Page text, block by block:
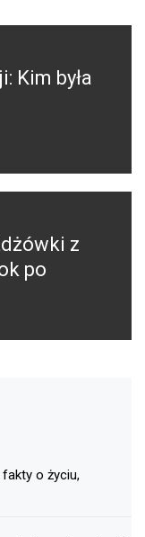
Kim była
z
po
o życiu,